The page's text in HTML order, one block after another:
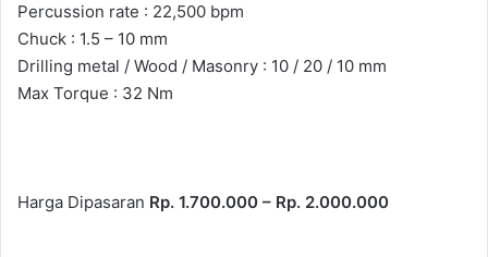
Percussion rate : 22,500 bpm
Chuck : 1.5 – 10 mm
Drilling metal / Wood / Masonry : 10 / 20 / 10 mm
Max Torque : 32 Nm
Harga Dipasaran Rp. 1.700.000 – Rp. 2.000.000